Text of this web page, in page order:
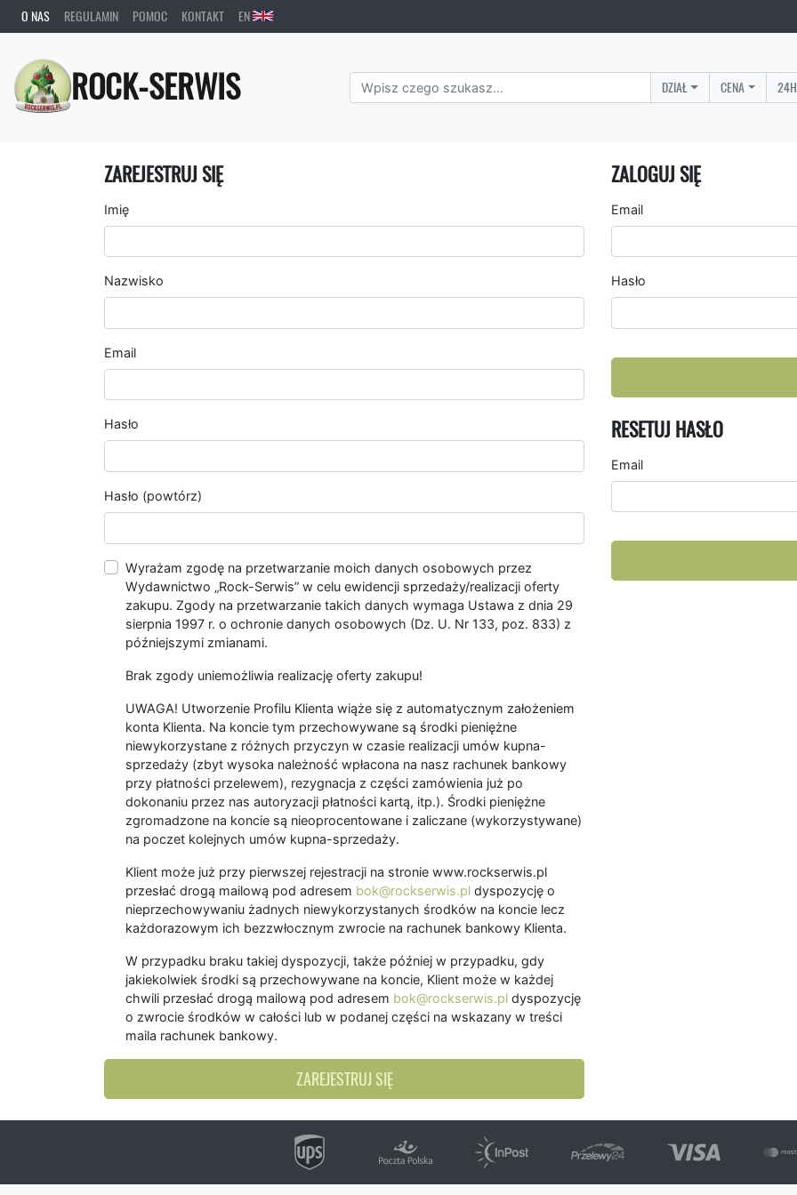
O NAS REGULAMIN POMOC KONTAKT EN
ROCK-SERWIS DZIAŁ CENA
ZAREJESTRUJ SIĘ
Imię
Nazwisko
Email
Hasło
Hasło (powtórz)
Wyrażam zgodę na przetwarzanie moich danych osobowych przez
Wydawnictwo „Rock-Serwis” w celu ewidencji sprzedaży/realizacji oferty
zakupu. Zgody na przetwarzanie takich danych wymaga Ustawa z dnia 29
sierpnia 1997 r. o ochronie danych osobowych (Dz. U. Nr 133, poz. 833) z
późniejszymi zmianami.
Brak zgody uniemożliwia realizację oferty zakupu!
UWAGA! Utworzenie Profilu Klienta wiąże się z automatycznym założeniem
konta Klienta. Na koncie tym przechowywane są środki pieniężne
niewykorzystane z różnych przyczyn w czasie realizacji umów kupna-
sprzedaży (zbyt wysoka należność wpłacona na nasz rachunek bankowy
przy płatności przelewem), rezygnacja z części zamówienia już po
dokonaniu przez nas autoryzacji płatności kartą, itp.). Środki pieniężne
zgromadzone na koncie są nieoprocentowane i zaliczane (wykorzystywane)
na poczet kolejnych umów kupna-sprzedaży.
Klient może już przy pierwszej rejestracji na stronie www.rockserwis.pl
przesłać drogą mailową pod adresem bok@rockserwis.pl dyspozycję o
nieprzechowywaniu żadnych niewykorzystanych środków na koncie lecz
każdorazowym ich bezzwłocznym zwrocie na rachunek bankowy Klienta.
W przypadku braku takiej dyspozycji, także później w przypadku, gdy
jakiekolwiek środki są przechowywane na koncie, Klient może w każdej
chwili przesłać drogą mailową pod adresem bok@rockserwis.pl dyspozycję
o zwrocie środków w całości lub w podanej części na wskazany w treści
maila rachunek bankowy.
ZAREJESTRUJ SIĘ
ZALOGUJ SIĘ
Email
Hasło
RESETUJ HASŁO
Email